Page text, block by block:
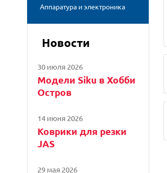
Аппаратура и электроника
Новости
30 июля 2026
Модели Siku в Хобби
Остров
14 июня 2026
Коврики для резки
JAS
29 мая 2026